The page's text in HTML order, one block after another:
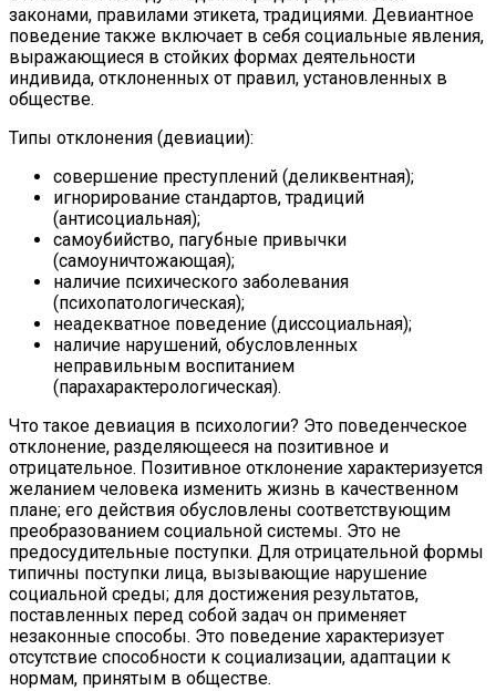
законами, правилами этикета, традициями. Девиантное
поведение также включает в себя социальные явления,
выражающиеся в стойких формах деятельности
индивида, отклоненных от правил, установленных в
обществе.
Типы отклонения (девиации):
совершение преступлений (деликвентная);
игнорирование стандартов, традиций
(антисоциальная);
самоубийство, пагубные привычки
(самоуничтожающая);
наличие психического заболевания
(психопатологическая);
неадекватное поведение (диссоциальная);
наличие нарушений, обусловленных
неправильным воспитанием
(парахарактерологическая).
Что такое девиация в психологии? Это поведенческое
отклонение, разделяющееся на позитивное и
отрицательное. Позитивное отклонение характеризуется
желанием человека изменить жизнь в качественном
плане; его действия обусловлены соответствующим
преобразованием социальной системы. Это не
предосудительные поступки. Для отрицательной формы
типичны поступки лица, вызывающие нарушение
социальной среды; для достижения результатов,
поставленных перед собой задач он применяет
незаконные способы. Это поведение характеризует
отсутствие способности к социализации, адаптации к
нормам, принятым в обществе.